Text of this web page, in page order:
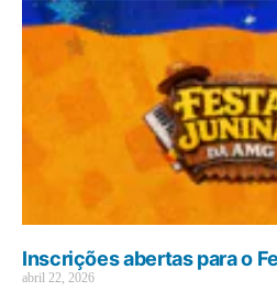
Inscrições abertas para o
abril 22, 2026